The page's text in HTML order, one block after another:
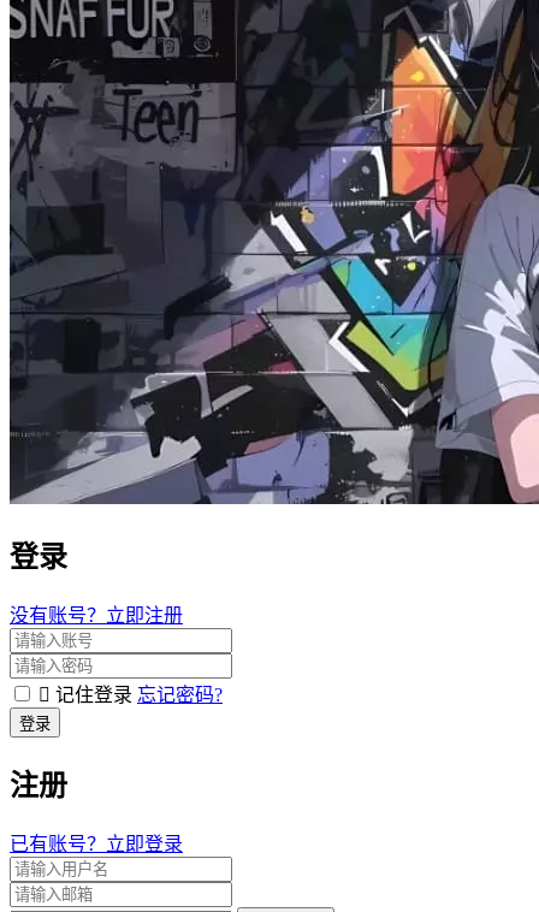
登录
没有账号？立即注册
记住登录 忘记密码?
登录
注册
已有账号？立即登录